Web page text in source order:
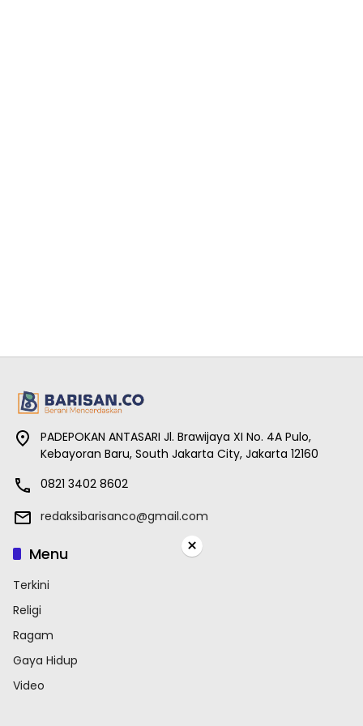
PADEPOKAN ANTASARI Jl. Brawijaya XI No. 4A Pulo,
Kebayoran Baru, South Jakarta City, Jakarta 12160
0821 3402 8602
redaksibarisanco@gmail.com
Menu
Terkini
Religi
Ragam
Gaya Hidup
Video
×